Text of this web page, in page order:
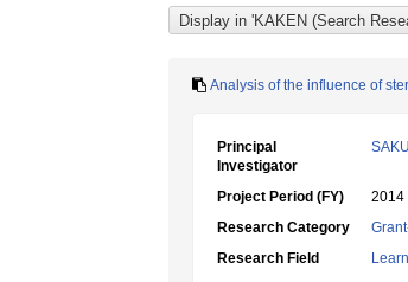
Analysis of the influence of
Principal
Investigator
Project Period (FY)
2014
Research Category
Research Field